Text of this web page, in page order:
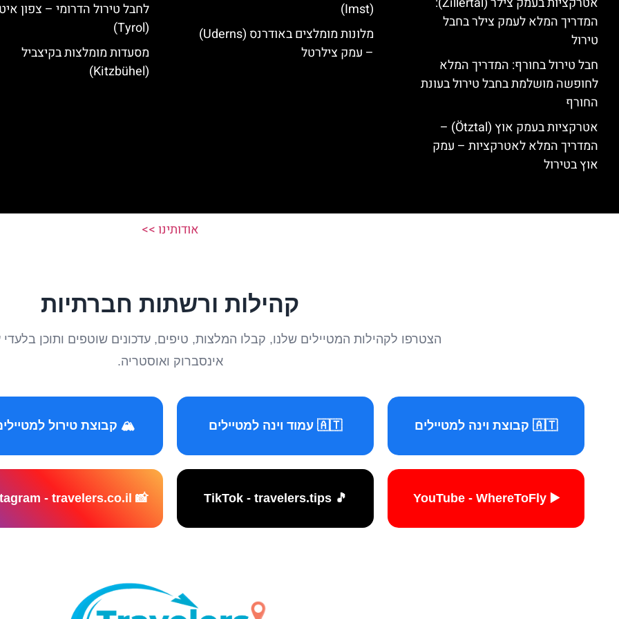
המדריך המלא לעמק צילר בחבל
טירול
חבל טירול בחורף: המדריך המלא
לחופשה מושלמת בחבל טירול בעונת
החורף
אטרקציות בעמק אוץ (Ötztal) –
המדריך המלא לאטרקציות – עמק
אוץ בטירול
(Imst)
מלונות מומלצים באודרנס (Uderns)
– עמק צילרטל
לחבל טירול הדרומי – צפון
(Tyrol)
מסעדות מומלצות בקיצביל
(Kitzbühel)
אודותינו >>
קהילות ורשתות חברתיות
הצטרפו לקהילות המטיילים שלנו, קבלו המלצות, טיפים, עדכונים שוטפים ותוכן בלעדי
אינסברוק ואוסטריה.
🇦🇹 קבוצת וינה למטיילים 🇦🇹 עמוד וינה למטיילים 🏔️ קבוצת טירול
▶️ YouTube - WhereToFly
🎵 TikTok - travelers.tips
📸 Instagram - travelers.co.il